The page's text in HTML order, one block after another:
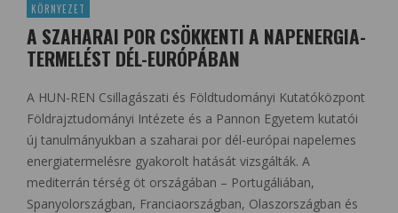
KÖRNYEZET
A SZAHARAI POR CSÖKKENTI A NAPENERGIA-
TERMELÉST DÉL-EURÓPÁBAN
A HUN-REN Csillagászati és Földtudományi Kutatóközpont
Földrajztudományi Intézete és a Pannon Egyetem kutatói
új tanulmányukban a szaharai por dél-európai napelemes
energiatermelésre gyakorolt hatását vizsgálták. A
mediterrán térség öt országában – Portugáliában,
Spanyolországban, Franciaországban, Olaszországban és